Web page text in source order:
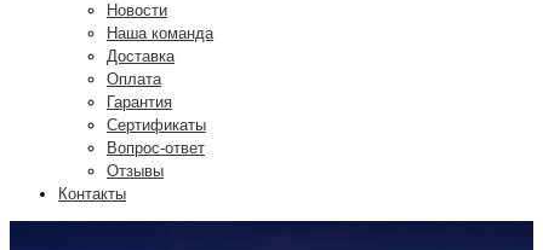
Новости
Наша команда
Доставка
Оплата
Гарантия
Сертификаты
Вопрос-ответ
Отзывы
Контакты